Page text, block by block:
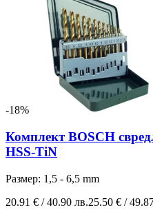
-18%
Комплект BOSCH
HSS-TiN
Размер: 1,5 - 6,5 mm
20.91 € / 40.90 лв.25.50 € /